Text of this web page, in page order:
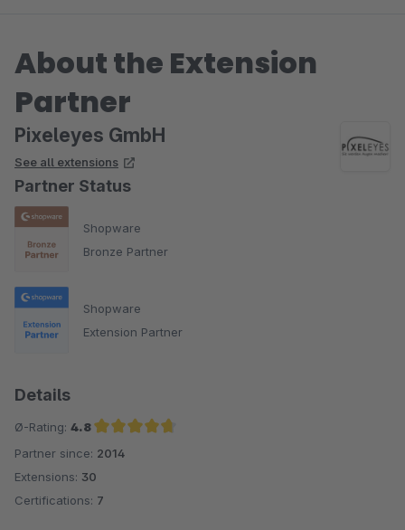
About the Extension
Partner
Pixeleyes GmbH
See all extensions
Partner Status
Shopware
Bronze Partner
Shopware
Extension Partner
Details
Ø-Rating: 4.8
Average rating of 4.8 out of 5 stars
Partner since: 2014
Extensions: 30
Certifications: 7